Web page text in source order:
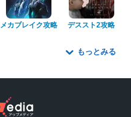
メカブレイク攻略 デススト2攻略
もっとみる